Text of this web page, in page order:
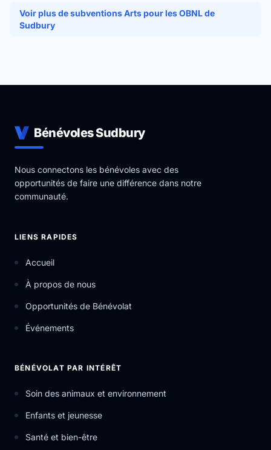
Voir plus de subventions Arts pour les OBNL de
Sudbury
Bénévoles Sudbury
Nous connectons les bénévoles avec des
opportunités de faire une différence dans notre
communauté.
LIENS RAPIDES
Accueil
À propos de nous
Opportunités de Bénévolat
Événements
BÉNÉVOLAT PAR INTÉRÊT
Soin des animaux et environnement
Enfants et jeunesse
Santé et bien-être